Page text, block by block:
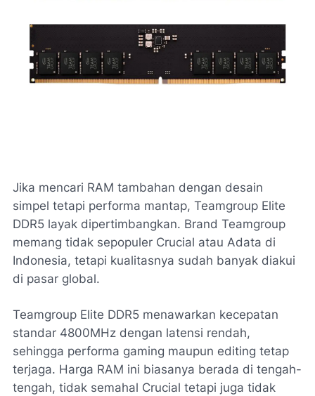
Jika mencari RAM tambahan dengan desain
simpel tetapi performa mantap, Teamgroup Elite
DDR5 layak dipertimbangkan. Brand Teamgroup
memang tidak sepopuler Crucial atau Adata di
Indonesia, tetapi kualitasnya sudah banyak diakui
di pasar global.
Teamgroup Elite DDR5 menawarkan kecepatan
standar 4800MHz dengan latensi rendah,
sehingga performa gaming maupun editing tetap
terjaga. Harga RAM ini biasanya berada di tengah-
tengah, tidak semahal Crucial tetapi juga tidak